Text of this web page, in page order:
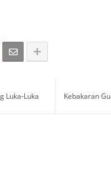
Kebakaran
Luka-Luka